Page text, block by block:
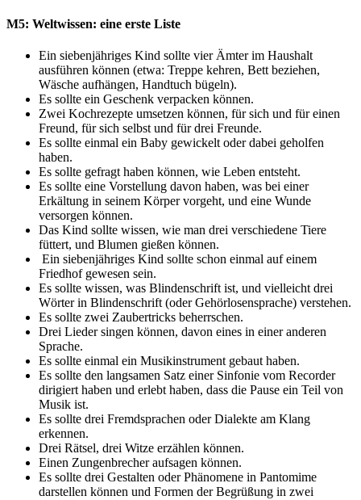
M5: Weltwissen: eine erste Liste
Ein siebenjähriges Kind sollte vier Ämter im Haushalt
ausführen können (etwa: Treppe kehren, Bett beziehen,
Wäsche aufhängen, Handtuch bügeln).
Es sollte ein Geschenk verpacken können.
Zwei Kochrezepte umsetzen können, für sich und für einen
Freund, für sich selbst und für drei Freunde.
Es sollte einmal ein Baby gewickelt oder dabei geholfen
haben.
Es sollte gefragt haben können, wie Leben entsteht.
Es sollte eine Vorstellung davon haben, was bei einer
Erkältung in seinem Körper vorgeht, und eine Wunde
versorgen können.
Das Kind sollte wissen, wie man drei verschiedene Tiere
füttert, und Blumen gießen können.
Ein siebenjähriges Kind sollte schon einmal auf einem
Friedhof gewesen sein.
Es sollte wissen, was Blindenschrift ist, und vielleicht drei
Wörter in Blindenschrift (oder Gehörlosensprache) verstehen.
Es sollte zwei Zaubertricks beherrschen.
Drei Lieder singen können, davon eines in einer anderen
Sprache.
Es sollte einmal ein Musikinstrument gebaut haben.
Es sollte den langsamen Satz einer Sinfonie vom Recorder
dirigiert haben und erlebt haben, dass die Pause ein Teil von
Musik ist.
Es sollte drei Fremdsprachen oder Dialekte am Klang
erkennen.
Drei Rätsel, drei Witze erzählen können.
Einen Zungenbrecher aufsagen können.
Es sollte drei Gestalten oder Phänomene in Pantomime
darstellen können und Formen der Begrüßung in zwei